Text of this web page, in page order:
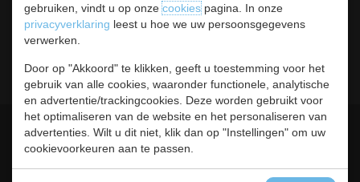
gebruiken, vindt u op onzecookiespagina. In onze
privacyverklaring leest u hoe we uw persoonsgegevens
verwerken.
Door op "Akkoord" te klikken, geeft u toestemming voor het
gebruik van alle cookies, waaronder functionele, analytische
en advertentie/trackingcookies. Deze worden gebruikt voor
het optimaliseren van de website en het personaliseren van
advertenties. Wilt u dit niet, klik dan op "Instellingen" om uw
cookievoorkeuren aan te passen.
Hygiene
Horeca
Meubilair
RVS
Algemene voorwaarden Leveringsvoorwaarden
Privacy statement